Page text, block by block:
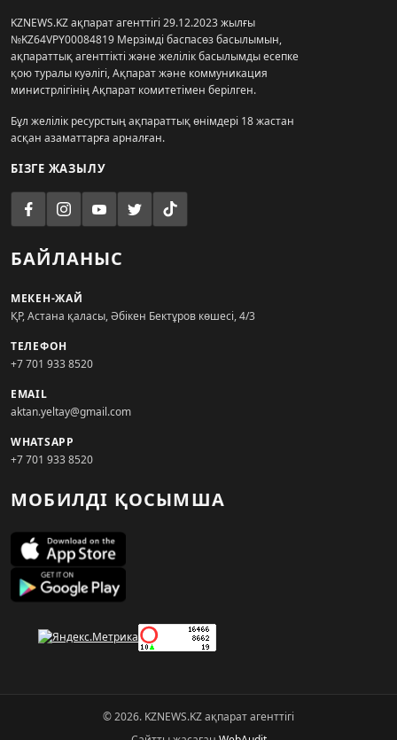
KZNEWS.KZ ақпарат агенттігі 29.12.2023 жылғы
№KZ64VPY00084819 Мерзімді баспасөз басылымын,
ақпараттық агенттікті және желілік басылымды есепке
қою туралы куәлігі, Ақпарат және коммуникация
министрлігінің Ақпарат комитетімен берілген.
Бұл желілік ресурстың ақпараттық өнімдері 18 жастан
асқан азаматтарға арналған.
БІЗГЕ ЖАЗЫЛУ
БАЙЛАНЫС
МЕКЕН-ЖАЙ
ҚР, Астана қаласы, Әбікен Бектұров көшесі, 4/3
ТЕЛЕФОН
+7 701 933 8520
EMAIL
aktan.yeltay@gmail.com
WHATSAPP
+7 701 933 8520
МОБИЛДІ ҚОСЫМША
© 2026. KZNEWS.KZ ақпарат агенттігі